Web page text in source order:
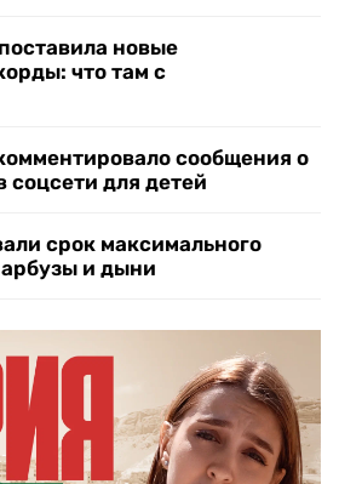
новые
что там с
сообщения о
соцсети для детей
срок максимального
и дыни